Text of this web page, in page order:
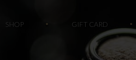
SHOP GIFT CARD